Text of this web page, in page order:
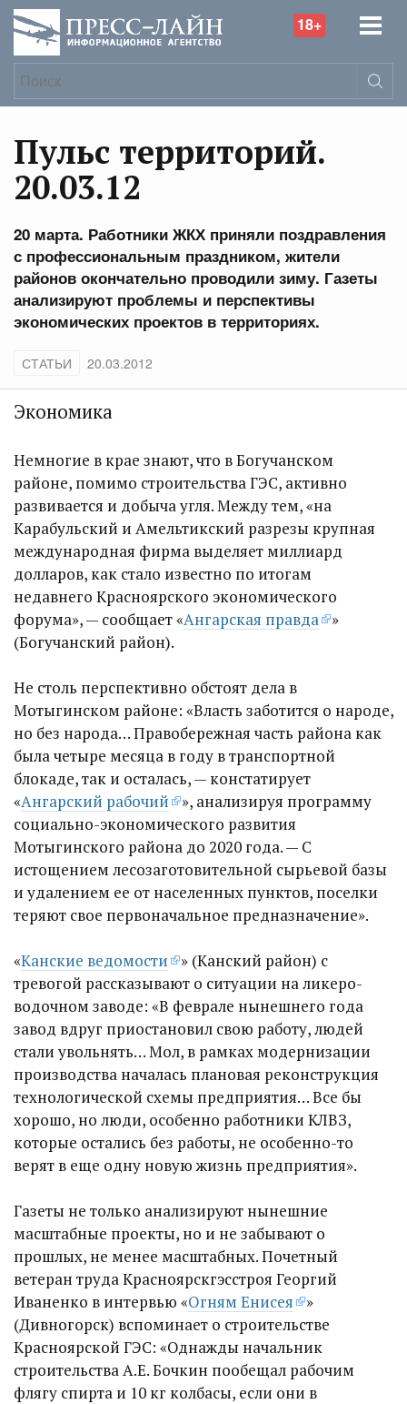
18+
Пульс территорий.
20.03.12
20 марта. Работники ЖКХ приняли поздравления
с профессиональным праздником, жители
районов окончательно проводили зиму. Газеты
анализируют проблемы и перспективы
экономических проектов в территориях.
СТАТЬИ 20.03.2012
Экономика
Немногие в крае знают, что в Богучанском
районе, помимо строительства ГЭС, активно
развивается и добыча угля. Между тем, «на
Карабульский и Амельтикский разрезы крупная
международная фирма выделяет миллиард
долларов, как стало известно по итогам
недавнего Красноярского экономического
форума», — сообщает «Ангарская правда
»
(Богучанский район).
Не столь перспективно обстоят дела в
Мотыгинском районе: «Власть заботится о народе,
но без народа… Правобережная часть района как
была четыре месяца в году в транспортной
блокаде, так и осталась, — констатирует
«Ангарский рабочий
», анализируя программу
социально-экономического развития
Мотыгинского района до 2020 года. — С
истощением лесозаготовительной сырьевой базы
и удалением ее от населенных пунктов, поселки
теряют свое первоначальное предназначение».
«Канские ведомости
» (Канский район) с
тревогой рассказывают о ситуации на ликеро-
водочном заводе: «В феврале нынешнего года
завод вдруг приостановил свою работу, людей
стали увольнять… Мол, в рамках модернизации
производства началась плановая реконструкция
технологической схемы предприятия… Все бы
хорошо, но люди, особенно работники КЛВЗ,
которые остались без работы, не особенно-то
верят в еще одну новую жизнь предприятия».
Газеты не только анализируют нынешние
масштабные проекты, но и не забывают о
прошлых, не менее масштабных. Почетный
ветеран труда Красноярскгэсстроя Георгий
Иваненко в интервью «Огням Енисея
»
(Дивногорск) вспоминает о строительстве
Красноярской ГЭС: «Однажды начальник
строительства А.Е. Бочкин пообещал рабочим
флягу спирта и 10 кг колбасы, если они в